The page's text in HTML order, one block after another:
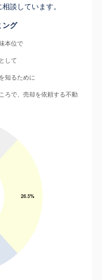
談しています。
ング
本位で
して
知るために
ろで、売却を依頼する不動